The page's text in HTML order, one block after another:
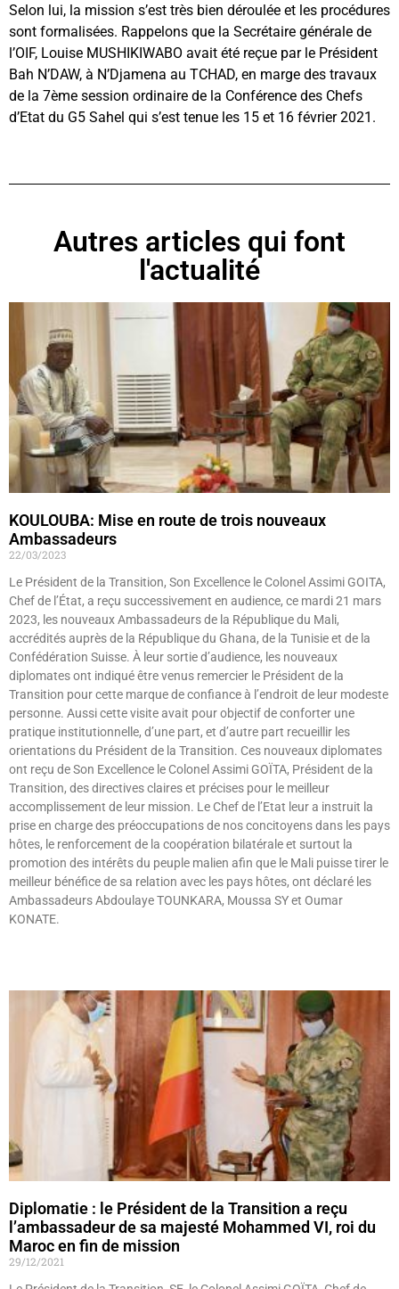
Selon lui, la mission s’est très bien déroulée et les procédures
sont formalisées. Rappelons que la Secrétaire générale de
l’OIF, Louise MUSHIKIWABO avait été reçue par le Président
Bah N’DAW, à N’Djamena au TCHAD, en marge des travaux
de la 7ème session ordinaire de la Conférence des Chefs
d’Etat du G5 Sahel qui s’est tenue les 15 et 16 février 2021.
Autres articles qui font
l'actualité
KOULOUBA: Mise en route de trois nouveaux
Ambassadeurs
22/03/2023
Le Président de la Transition, Son Excellence le Colonel Assimi GOITA,
Chef de l’État, a reçu successivement en audience, ce mardi 21 mars
2023, les nouveaux Ambassadeurs de la République du Mali,
accrédités auprès de la République du Ghana, de la Tunisie et de la
Confédération Suisse. À leur sortie d’audience, les nouveaux
diplomates ont indiqué être venus remercier le Président de la
Transition pour cette marque de confiance à l’endroit de leur modeste
personne. Aussi cette visite avait pour objectif de conforter une
pratique institutionnelle, d’une part, et d’autre part recueillir les
orientations du Président de la Transition. Ces nouveaux diplomates
ont reçu de Son Excellence le Colonel Assimi GOÏTA, Président de la
Transition, des directives claires et précises pour le meilleur
accomplissement de leur mission. Le Chef de l’Etat leur a instruit la
prise en charge des préoccupations de nos concitoyens dans les pays
hôtes, le renforcement de la coopération bilatérale et surtout la
promotion des intérêts du peuple malien afin que le Mali puisse tirer le
meilleur bénéfice de sa relation avec les pays hôtes, ont déclaré les
Ambassadeurs Abdoulaye TOUNKARA, Moussa SY et Oumar
KONATE.
Diplomatie : le Président de la Transition a reçu
l’ambassadeur de sa majesté Mohammed VI, roi du
Maroc en fin de mission
29/12/2021